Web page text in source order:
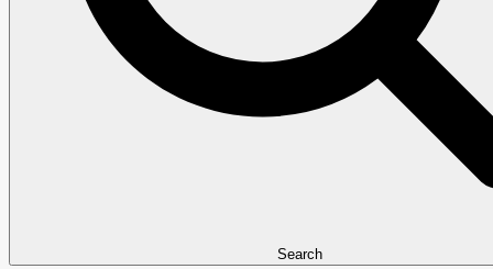
Search